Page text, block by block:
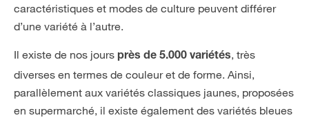
caractéristiques et modes de culture peuvent différer
d’une variété à l’autre.
Il existe de nos jours près de 5.000 variétés, très
diverses en termes de couleur et de forme. Ainsi,
parallèlement aux variétés classiques jaunes, proposées
en supermarché, il existe également des variétés bleues